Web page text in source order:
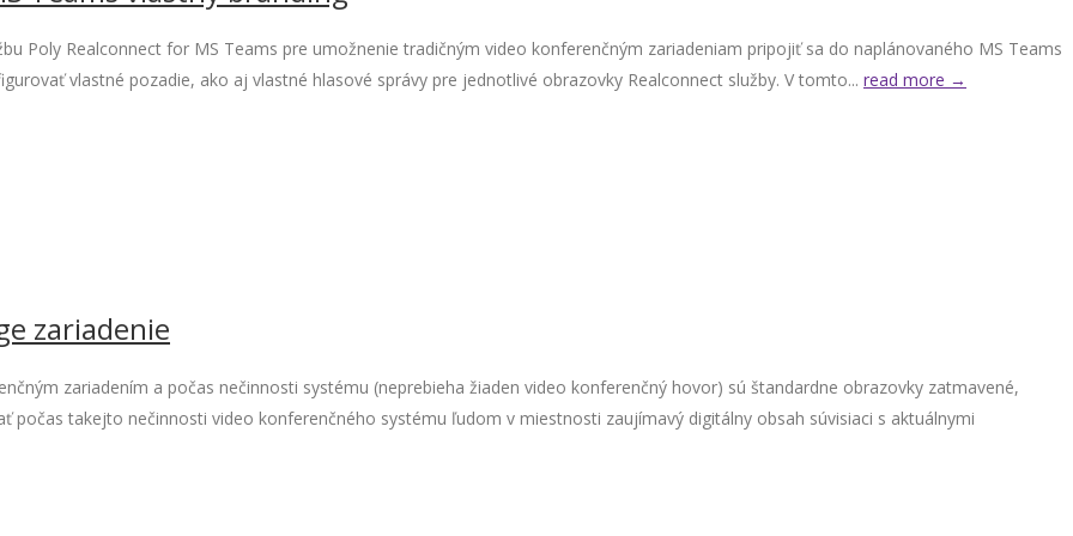
Poly Realconnect for MS Teams pre umožnenie tradičným video konferenčným zariadeniam pripojiť sa do naplánovaného MS Teams
vlastné pozadie, ako aj vlastné hlasové správy pre jednotlivé obrazovky Realconnect služby. V tomto... read more →
zariadenie
zariadením a počas nečinnosti systému (neprebieha žiaden video konferenčný hovor) sú štandardne obrazovky zatmavené,
počas takejto nečinnosti video konferenčného systému ľudom v miestnosti zaujímavý digitálny obsah súvisiaci s aktuálnymi